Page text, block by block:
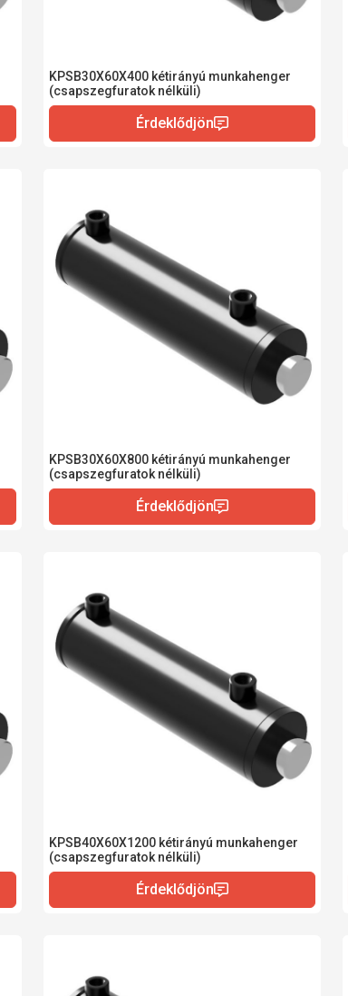
KPSB30X60X400 kétirányú munkahenger
(csapszegfuratok nélküli)
KPSB30X60X800 kétirányú munkahenger
(csapszegfuratok nélküli)
KPSB40X60X1200 kétirányú munkahenger
(csapszegfuratok nélküli)